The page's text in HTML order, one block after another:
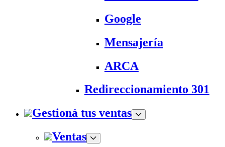
Google
Mensajería
ARCA
Redireccionamiento 301
Gestioná tus ventas
Ventas